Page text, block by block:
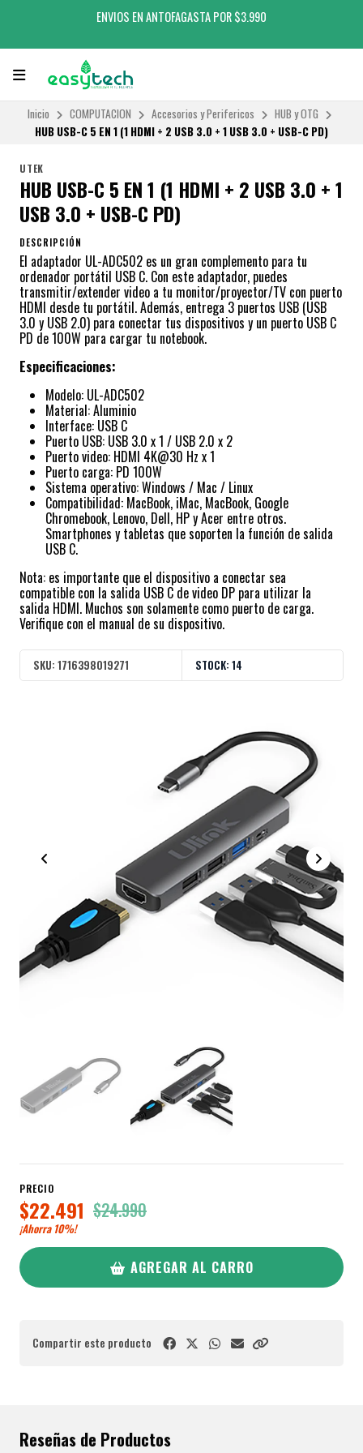
ENVIOS EN ANTOFAGASTA POR $3.990
Inicio COMPUTACION Accesorios y Perifericos
HUB y OTG
HUB USB-C 5 EN 1 (1 HDMI + 2 USB 3.0 + 1 USB 3.0 + USB-C PD)
UTEK
HUB USB-C 5 EN 1 (1 HDMI + 2 USB 3.0 + 1
USB 3.0 + USB-C PD)
DESCRIPCIÓN
El adaptador UL-ADC502 es un gran complemento para tu
ordenador portátil USB C. Con este adaptador, puedes
transmitir/extender video a tu monitor/proyector/TV con puerto
HDMI desde tu portátil. Además, entrega 3 puertos USB (USB
3.0 y USB 2.0) para conectar tus dispositivos y un puerto USB C
PD de 100W para cargar tu notebook.
Especificaciones:
Modelo: UL-ADC502
Material: Aluminio
Interface: USB C
Puerto USB: USB 3.0 x 1 / USB 2.0 x 2
Puerto video: HDMI 4K@30 Hz x 1
Puerto carga: PD 100W
Sistema operativo: Windows / Mac / Linux
Compatibilidad: MacBook, iMac, MacBook, Google
Chromebook, Lenovo, Dell, HP y Acer entre otros.
Smartphones y tabletas que soporten la función de salida
USB C.
Nota: es importante que el dispositivo a conectar sea
compatible con la salida USB C de video DP para utilizar la
salida HDMI. Muchos son solamente como puerto de carga.
Verifique con el manual de su dispositivo.
SKU: 1716398019271 STOCK: 14
PRECIO
$22.491 $24.990
¡Ahorra 10%!
AGREGAR AL CARRO
Compartir este producto
Reseñas de Productos